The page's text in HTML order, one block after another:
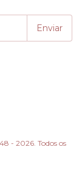
- 2026. Todos os